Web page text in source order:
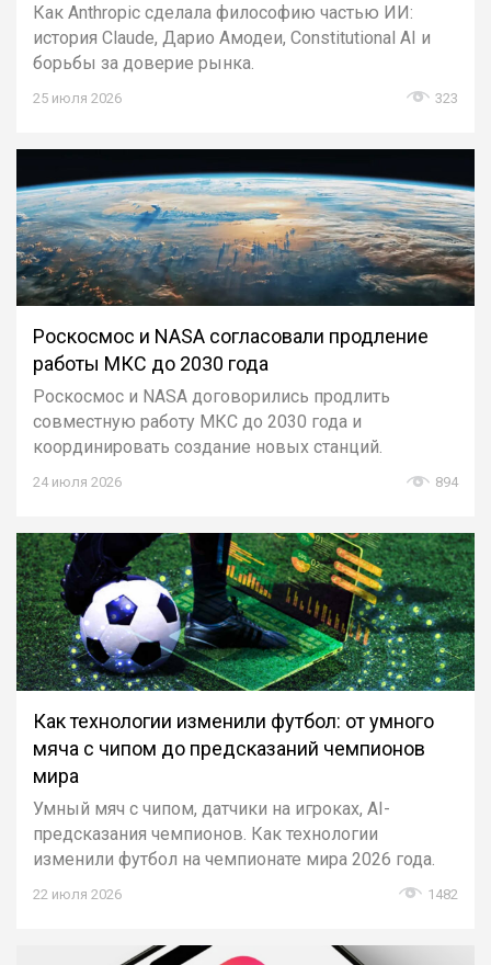
Как Anthropic сделала философию частью ИИ:
история Claude, Дарио Амодеи, Constitutional AI и
борьбы за доверие рынка.
25 июля 2026 323
Роскосмос и NASA согласовали продление
работы МКС до 2030 года
Роскосмос и NASA договорились продлить
совместную работу МКС до 2030 года и
координировать создание новых станций.
24 июля 2026 894
Как технологии изменили футбол: от умного
мяча с чипом до предсказаний чемпионов
мира
Умный мяч с чипом, датчики на игроках, AI-
предсказания чемпионов. Как технологии
изменили футбол на чемпионате мира 2026 года.
22 июля 2026 1482